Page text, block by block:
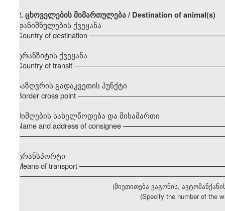
2. ცხოველების მიმართულება / Destination of animal(s)
დანიშნულების ქვეყანა
Country of destination
ტრანზიტის ქვეყანა
Country of transit
საზღვრის გადაკვეთის პუნქტი
Border cross point
მიმღების სახელწოდება და მისამართი
Name and address of consignee
ტრანსპორტი
Means of transport
(მიეთითება ვაგონის,
(Specify the number of the